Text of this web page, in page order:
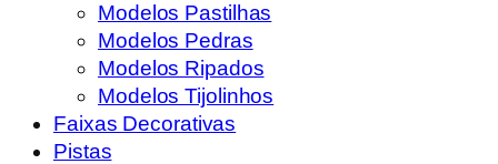
Modelos Pastilhas
Modelos Pedras
Modelos Ripados
Modelos Tijolinhos
Faixas Decorativas
Pistas